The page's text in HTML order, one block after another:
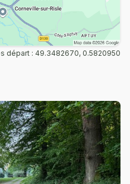
départ : 49.3482670, 0.5820950